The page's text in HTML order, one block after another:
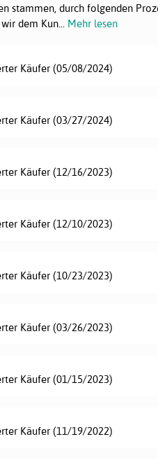
stammen, durch folgenden
dem Kun
Mehr lesen
Käufer (05/08/2024)
Käufer (03/27/2024)
Käufer (12/16/2023)
Käufer (12/10/2023)
Käufer (10/23/2023)
Käufer (03/26/2023)
Käufer (01/15/2023)
Käufer (11/19/2022)